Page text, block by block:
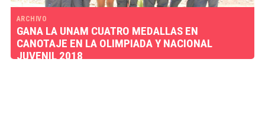
ARCHIVO
GANA LA UNAM CUATRO MEDALLAS EN
CANOTAJE EN LA OLIMPIADA Y NACIONAL
JUVENIL 2018